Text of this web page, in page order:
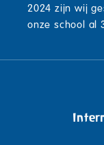
2024 zijn wij
onze school al